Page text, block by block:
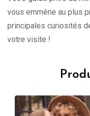
vous emmène au plus
principales curiosités
votre visite !